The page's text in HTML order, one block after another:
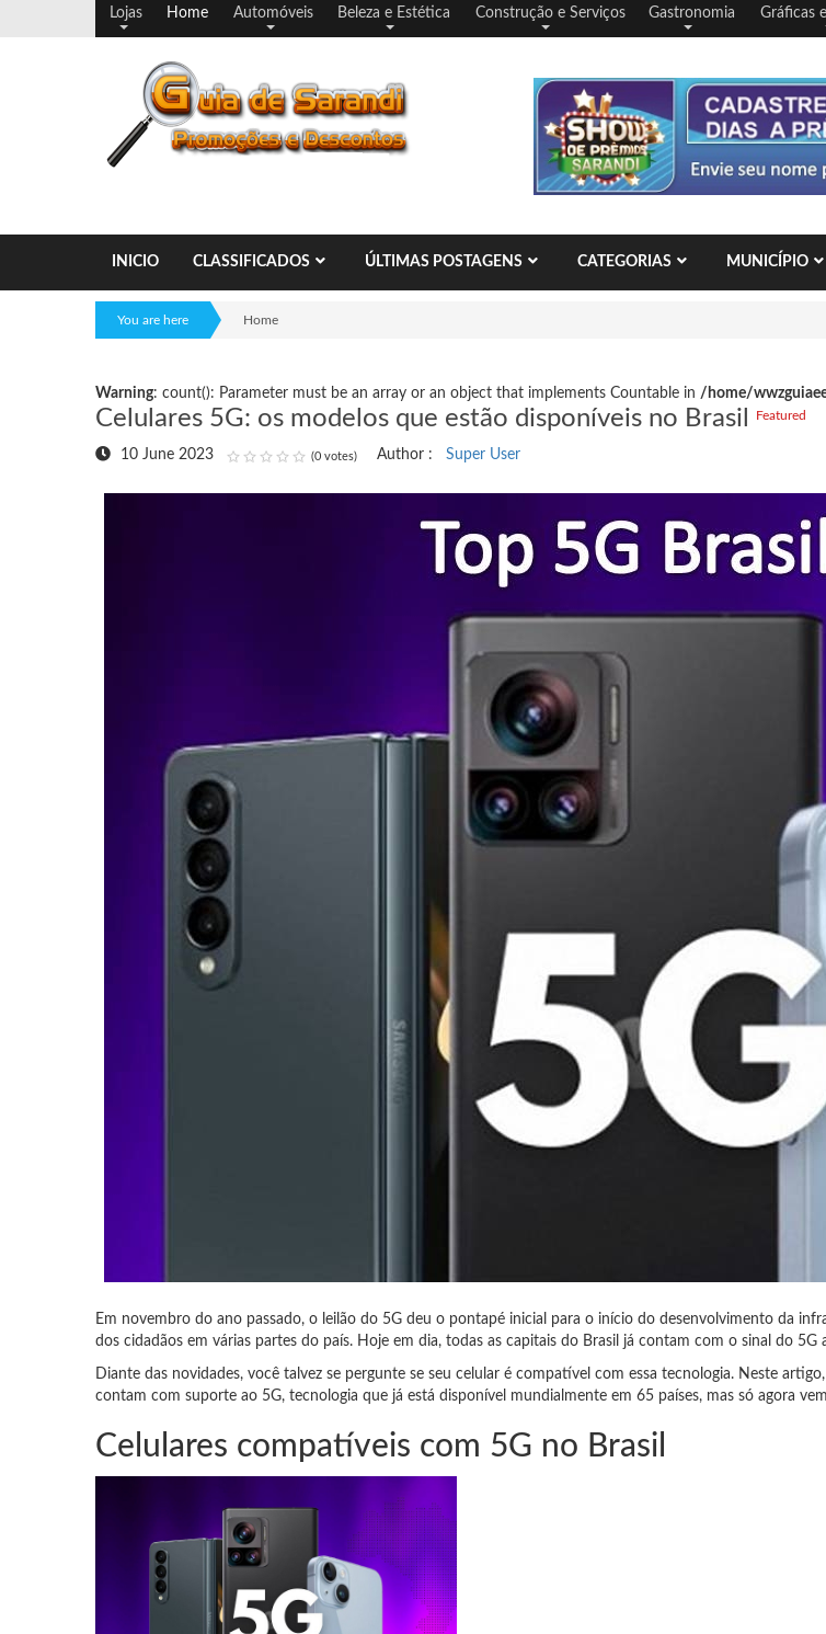
Lojas Home Automóveis Beleza e Estética Construção e Serviços Gastronomia Gráficas
INICIO CLASSIFICADOS ÚLTIMAS POSTAGENS CATEGORIAS MUNICÍPIO
You are here Home
Warning: count(): Parameter must be an array or an object that implements Countable in /home/
Celulares 5G: os modelos que estão disponíveis no Brasil Featured
10 June 2023 (0 votes) Author : Super User
Em novembro do ano passado, o leilão do 5G deu o pontapé inicial para o início do desenvolvimento da
dos cidadãos em várias partes do país. Hoje em dia, todas as capitais do Brasil já contam com o sinal do
Diante das novidades, você talvez se pergunte se seu celular é compatível com essa tecnologia. Neste
contam com suporte ao 5G, tecnologia que já está disponível mundialmente em 65 países, mas só agora
Celulares compatíveis com 5G no Brasil